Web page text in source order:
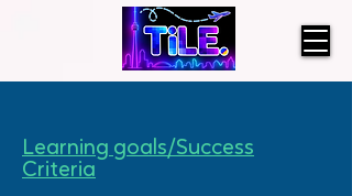
Learning goals/Success
Criteria